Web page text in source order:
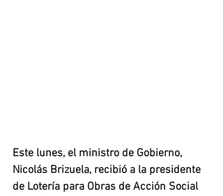
Este lunes, el ministro de Gobierno,
Nicolás Brizuela, recibió a la presidente
de Lotería para Obras de Acción Social